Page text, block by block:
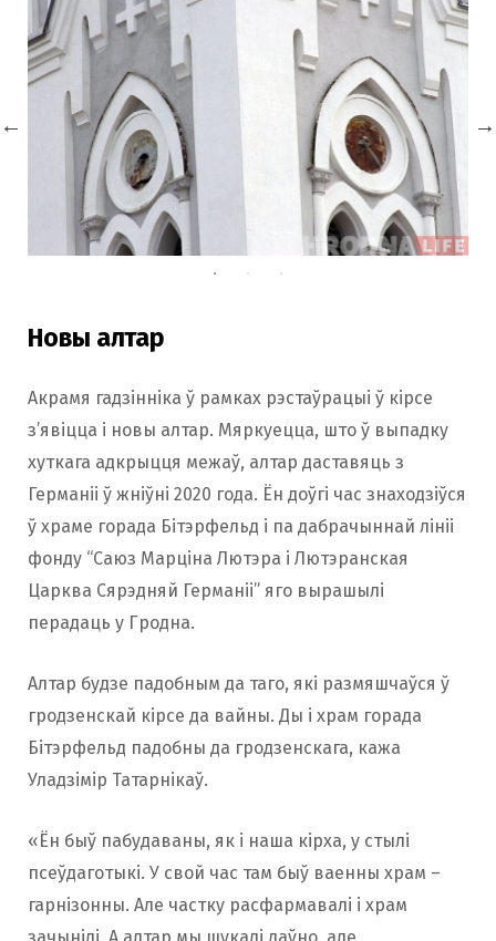
Новы алтар
Акрамя гадзінніка ў рамках рэстаўрацыі ў кірсе
з’явіцца і новы алтар. Мяркуецца, што ў выпадку
хуткага адкрыцця межаў, алтар даставяць з
Германіі ў жніўні 2020 года. Ён доўгі час знаходзіўся
ў храме горада Бітэрфельд і па дабрачыннай лініі
фонду “Саюз Марціна Лютэра і Лютэранская
Царква Сярэдняй Германіі” яго вырашылі
перадаць у Гродна.
Алтар будзе падобным да таго, які размяшчаўся ў
гродзенскай кірсе да вайны. Ды і храм горада
Бітэрфельд падобны да гродзенскага, кажа
Уладзімір Татарнікаў.
«Ён быў пабудаваны, як і наша кірха, у стылі
псеўдаготыкі. У свой час там быў ваенны храм –
гарнізонны. Але частку расфармавалі і храм